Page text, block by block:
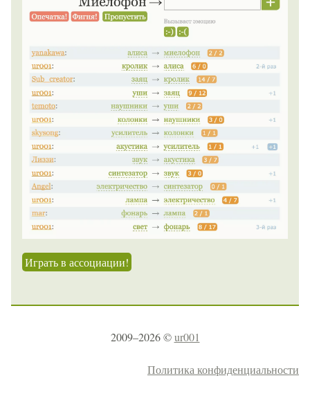
Играть в ассоциации!
2009–2026 ©ur001
Политика конфиденциальности